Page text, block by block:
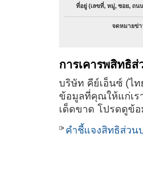
ที่อยู่ (เลขที่, หมู่, ซอย, ถน
จดหมายข่า
การเคารพสิทธิ
บริษัท คีย์เอ็นซ์ (ไ
ข้อมูลที่คุณให้แก่เร
เด็ดขาด โปรดดูข้
คำชี้แจงสิทธิส่วน